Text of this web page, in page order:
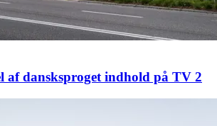
af dansksproget indhold på TV 2